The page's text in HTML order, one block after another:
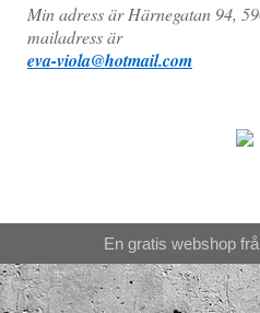
Min adress är Härnegatan 94,
mailadress är
eva-viola@hotmail.com
En gratis webshop